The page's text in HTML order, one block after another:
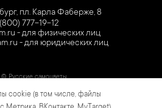
пл. Карла Фаберже, 8
777-19-12
- для физических лиц
- для юридических лиц
Русские самоцветы
офертой. Цены на сайте и в розничной сети
сайте о товаре носит рекламный характер и
cookie (в том числе, файлы